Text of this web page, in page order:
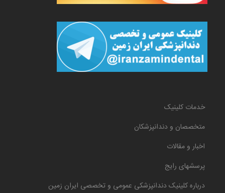
خدمات کلینیک
متخصصان و دندانپزشکان
اخبار و مقالات
پرسشهای رایج
درباره کلینیک دندانپزشکی عمومی و تخصصی ایران زمین